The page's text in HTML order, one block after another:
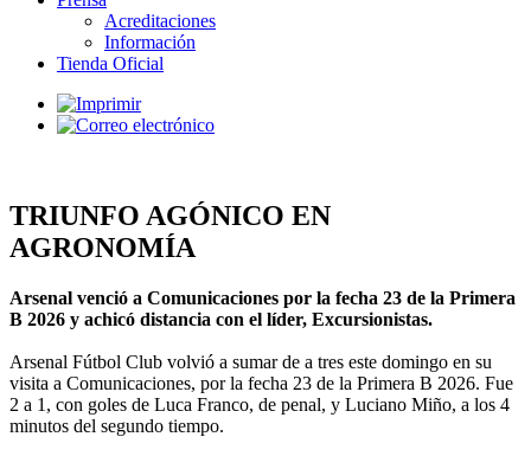
Acreditaciones
Información
Tienda Oficial
TRIUNFO AGÓNICO EN
AGRONOMÍA
Arsenal venció a Comunicaciones por la fecha 23 de la Primera
B 2026 y achicó distancia con el líder, Excursionistas.
Arsenal Fútbol Club volvió a sumar de a tres este domingo en su
visita a Comunicaciones, por la fecha 23 de la Primera B 2026. Fue
2 a 1, con goles de Luca Franco, de penal, y Luciano Miño, a los 4
minutos del segundo tiempo.